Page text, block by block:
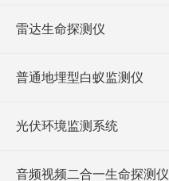
雷达生命探测仪
普通地埋型白蚁监测仪
光伏环境监测系统
音频视频二合一生命探测仪